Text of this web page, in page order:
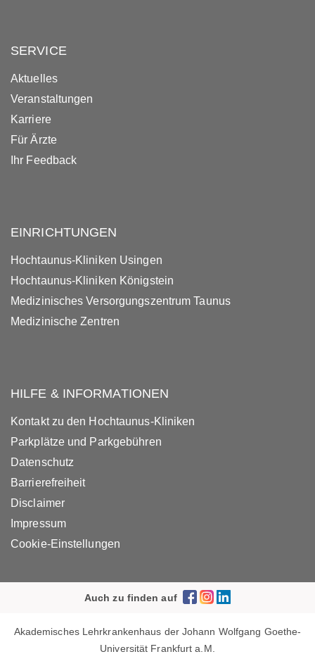
SERVICE
Aktuelles
Veranstaltungen
Karriere
Für Ärzte
Ihr Feedback
EINRICHTUNGEN
Hochtaunus-Kliniken Usingen
Hochtaunus-Kliniken Königstein
Medizinisches Versorgungszentrum Taunus
Medizinische Zentren
HILFE & INFORMATIONEN
Kontakt zu den Hochtaunus-Kliniken
Parkplätze und Parkgebühren
Datenschutz
Barrierefreiheit
Disclaimer
Impressum
Cookie-Einstellungen
Auch zu finden auf
Akademisches Lehrkrankenhaus der Johann Wolfgang Goethe-
Universität Frankfurt a.M.